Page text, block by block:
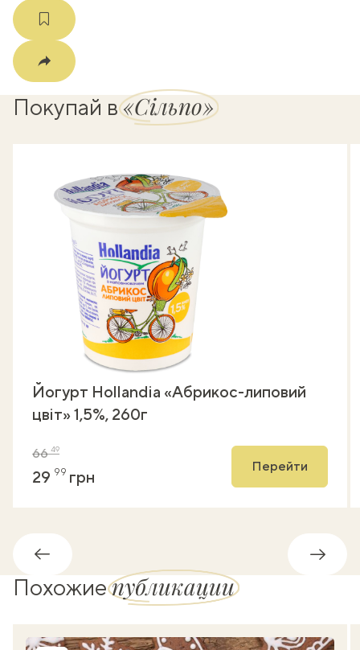
Покупай в«Сільпо»
Йогурт Hollandia «Абрикос-липовий
цвіт» 1,5%, 260г
6649
29 99 грн
Перейти
Обратно
Похожиепубликации